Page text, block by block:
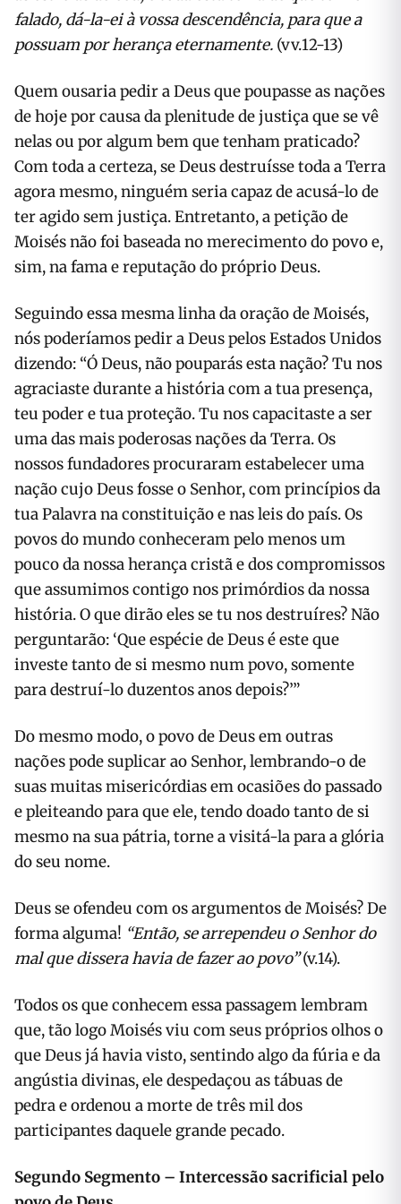
falado, dá-la-ei à vossa descendência, para que a
possuam por herança eternamente. (vv.12-13)
Quem ousaria pedir a Deus que poupasse as nações
de hoje por causa da plenitude de justiça que se vê
nelas ou por algum bem que tenham praticado?
Com toda a certeza, se Deus destruísse toda a Terra
agora mesmo, ninguém seria capaz de acusá-lo de
ter agido sem justiça. Entretanto, a petição de
Moisés não foi baseada no merecimento do povo e,
sim, na fama e reputação do próprio Deus.
Seguindo essa mesma linha da oração de Moisés,
nós poderíamos pedir a Deus pelos Estados Unidos
dizendo: “Ó Deus, não pouparás esta nação? Tu nos
agraciaste durante a história com a tua presença,
teu poder e tua proteção. Tu nos capacitaste a ser
uma das mais poderosas nações da Terra. Os
nossos fundadores procuraram estabelecer uma
nação cujo Deus fosse o Senhor, com princípios da
tua Palavra na constituição e nas leis do país. Os
povos do mundo conheceram pelo menos um
pouco da nossa herança cristã e dos compromissos
que assumimos contigo nos primórdios da nossa
história. O que dirão eles se tu nos destruíres? Não
perguntarão: ‘Que espécie de Deus é este que
investe tanto de si mesmo num povo, somente
para destruí-lo duzentos anos depois?’”
Do mesmo modo, o povo de Deus em outras
nações pode suplicar ao Senhor, lembrando-o de
suas muitas misericórdias em ocasiões do passado
e pleiteando para que ele, tendo doado tanto de si
mesmo na sua pátria, torne a visitá-la para a glória
do seu nome.
Deus se ofendeu com os argumentos de Moisés? De
forma alguma! “Então, se arrependeu o Senhor do
mal que dissera havia de fazer ao povo”(v.14).
Todos os que conhecem essa passagem lembram
que, tão logo Moisés viu com seus próprios olhos o
que Deus já havia visto, sentindo algo da fúria e da
angústia divinas, ele despedaçou as tábuas de
pedra e ordenou a morte de três mil dos
participantes daquele grande pecado.
Segundo Segmento – Intercessão sacrificial pelo